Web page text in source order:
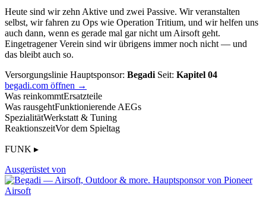
Heute sind wir zehn Aktive und zwei Passive. Wir veranstalten
selbst, wir fahren zu Ops wie Operation Tritium, und wir helfen uns
auch dann, wenn es gerade mal gar nicht um Airsoft geht.
Eingetragener Verein sind wir übrigens immer noch nicht — und
das bleibt auch so.
Versorgungslinie Hauptsponsor: Begadi Seit: Kapitel 04
begadi.com öffnen →
Was reinkommtErsatzteile
Was rausgehtFunktionierende AEGs
SpezialitätWerkstatt & Tuning
ReaktionszeitVor dem Spieltag
FUNK ▸
Ausgerüstet von